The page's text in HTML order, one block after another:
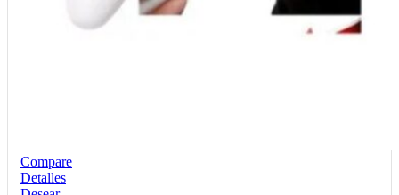
Compare
Detalles